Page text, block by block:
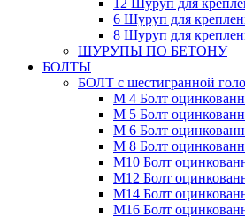
12 Шуруп для
6 Шуруп для
8 Шуруп для
ШУРУПЫ ПО БЕТОНУ
БОЛТЫ
БОЛТ с шестигранной
М 4 Болт
М 5 Болт
М 6 Болт
М 8 Болт
М10 Болт
М12 Болт
М14 Болт
М16 Болт